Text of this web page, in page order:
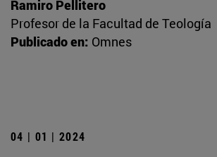
Ramiro Pellitero
Profesor de la Facultad de Teología
Publicado en: Omnes
04 | 01 | 2024